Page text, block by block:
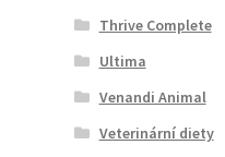
Thrive Complete
Ultima
Venandi Animal
Veterinární diety